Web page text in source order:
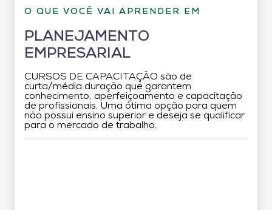
O QUE VOCÊ VAI APRENDER EM
PLANEJAMENTO
EMPRESARIAL
CURSOS DE CAPACITAÇÃO são de
curta/média duração que garantem
conhecimento, aperfeiçoamento e capacitação
de profissionais. Uma ótima opção para quem
não possui ensino superior e deseja se qualificar
para o mercado de trabalho.